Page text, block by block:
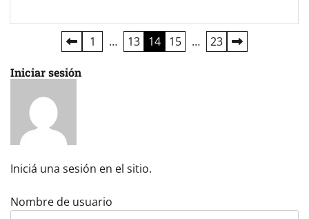
Paginación
de
entradas
1 … 13 14 15 … 23
Iniciar sesión
Iniciá una sesión en el sitio.
Nombre de usuario